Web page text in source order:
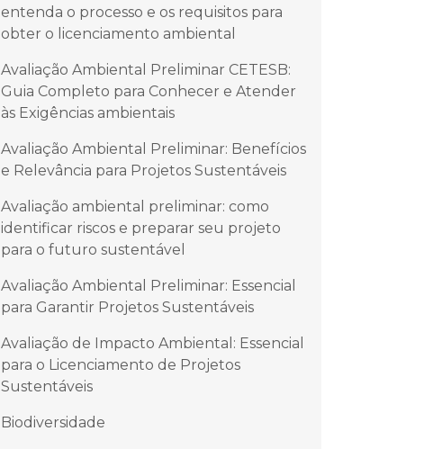
entenda o processo e os requisitos para
obter o licenciamento ambiental
Avaliação Ambiental Preliminar CETESB:
Guia Completo para Conhecer e Atender
às Exigências ambientais
Avaliação Ambiental Preliminar: Benefícios
e Relevância para Projetos Sustentáveis
Avaliação ambiental preliminar: como
identificar riscos e preparar seu projeto
para o futuro sustentável
Avaliação Ambiental Preliminar: Essencial
para Garantir Projetos Sustentáveis
Avaliação de Impacto Ambiental: Essencial
para o Licenciamento de Projetos
Sustentáveis
Biodiversidade